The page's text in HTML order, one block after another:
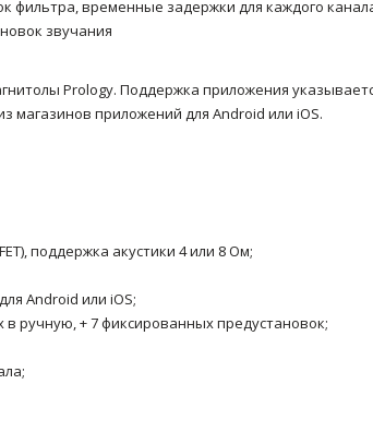
фильтра, временные задержки для каждого
звучания
Prology. Поддержка приложения
приложений для Android или iOS.
поддержка акустики 4 или 8 Ом;
Android или iOS;
ручную, + 7 фиксированных предустановок;